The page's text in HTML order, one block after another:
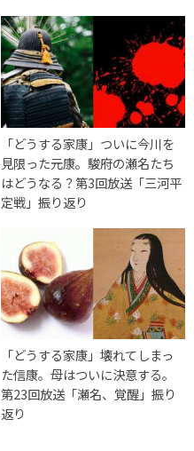
「どうする家康」ついに今川を
見限った元康。駿府の瀬名たち
はどうなる？第3回放送「三河平
定戦」振り返り
「どうする家康」壊れてしまっ
た信康。母はついに決意する。
第23回放送「瀬名、覚醒」振り
返り